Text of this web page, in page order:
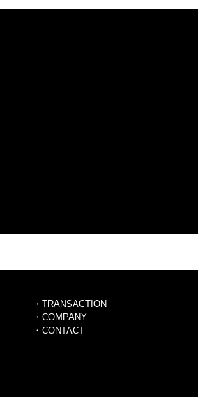
・TRANSACTION
・COMPANY
・CONTACT